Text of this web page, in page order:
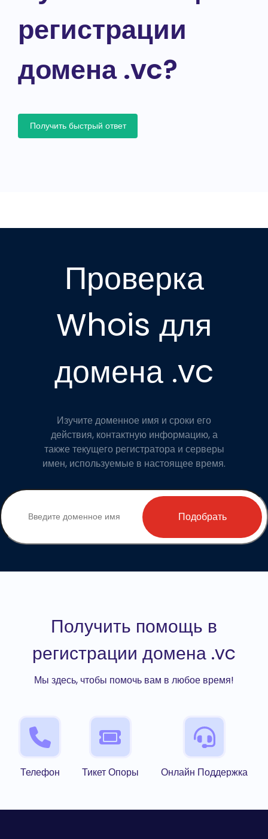
регистрации
домена .vc?
Получить быстрый ответ
Проверка
Whois для
домена .vc
Изучите доменное имя и сроки его
действия, контактную информацию, а
также текущего регистратора и серверы
имен, используемые в настоящее время.
Подобрать
Получить помощь в
регистрации домена .vc
Мы здесь, чтобы помочь вам в любое время!
Телефон Тикет Опоры Онлайн Поддержка